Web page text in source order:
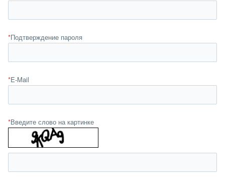
*Подтверждение пароля
*E-Mail
*Введите слово на картинке